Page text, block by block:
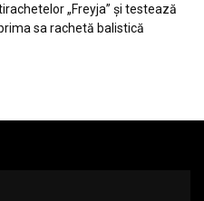
„Freyja” și testează
sa rachetă balistică